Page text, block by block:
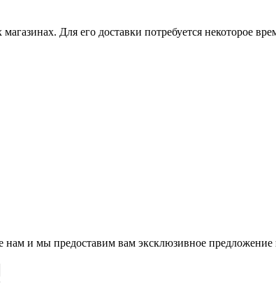
Для его доставки потребуется некоторое
и мы предоставим вам эксклюзивное